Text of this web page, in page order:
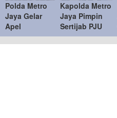
Polda Metro
Jaya Gelar
Apel
Kesiapan
Personel dan
Kapolda Metro
Jaya Pimpin
Sertijab PJU
dan Kapolres
Jajaran,